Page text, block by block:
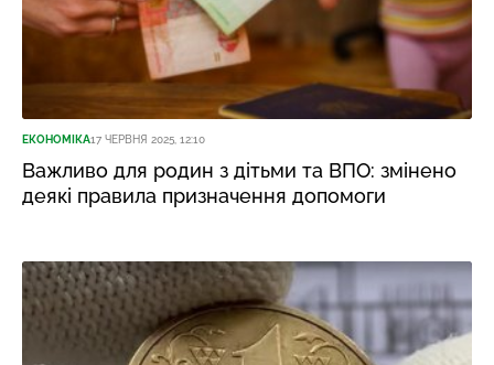
ЕКОНОМІКА17 ЧЕРВНЯ 2025, 12:10
Важливо для родин з дітьми та ВПО: змінено
деякі правила призначення допомоги